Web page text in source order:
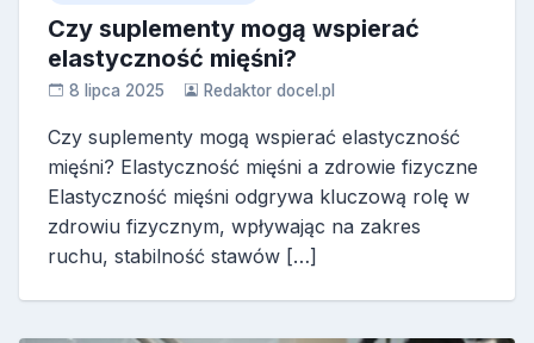
Czy suplementy mogą wspierać
elastyczność mięśni?
8 lipca 2025 Redaktor docel.pl
Czy suplementy mogą wspierać elastyczność
mięśni? Elastyczność mięśni a zdrowie fizyczne
Elastyczność mięśni odgrywa kluczową rolę w
zdrowiu fizycznym, wpływając na zakres
ruchu, stabilność stawów […]